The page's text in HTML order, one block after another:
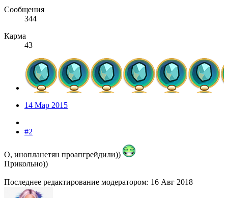
Сообщения
344
Карма
43
14 Мар 2015
#2
О, инопланетян проапгрейдили))
Прикольно))
Последнее редактирование модератором: 16 Авг 2018